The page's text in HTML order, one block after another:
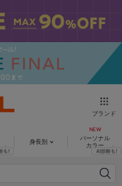
ブランド
身長別
パーソナル
カラー